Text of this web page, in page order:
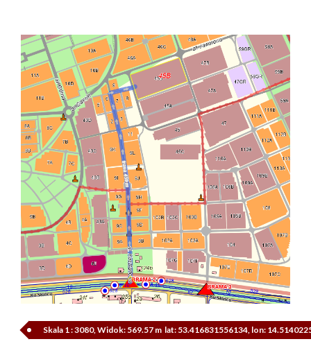
Skala 1 : 3080, Widok: 569.57 m lat: 53.416831556134, lon: